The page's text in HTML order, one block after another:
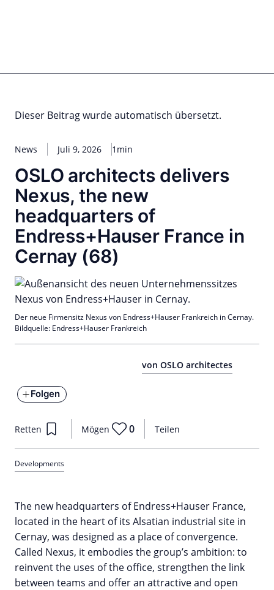
Dieser Beitrag wurde automatisch übersetzt.
News Juli 9, 2026 1min
OSLO architects delivers
Nexus, the new
headquarters of
Endress+Hauser France in
Cernay (68)
von OSLO architectes
Folgen
Teilen
Retten Mögen 0
Developments
Der neue Firmensitz Nexus von Endress+Hauser Frankreich in Cernay.
Bildquelle: Endress+Hauser Frankreich
The new headquarters of Endress+Hauser France,
located in the heart of its Alsatian industrial site in
Cernay, was designed as a place of convergence.
Called Nexus, it embodies the group’s ambition: to
reinvent the uses of the office, strengthen the link
between teams and offer an attractive and open